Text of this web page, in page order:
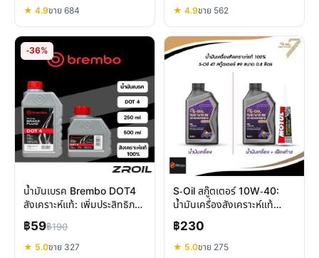
★ 4.9ขาย 684 ★ 4.9ขาย 562
-36%
น้ำมันเบรค Brembo DOT4
สังเคราะห์แท้: เพิ่มประสิทธิภาพ
และความปลอดภัยเบรกสูงสุด
฿59฿190
★ 5.0ขาย 327
S-Oil สกู๊ตเตอร์ 10W-40:
น้ำมันเครื่องสังเคราะห์แท้
100% เพื่อสมรรถนะเหนือกว่า
฿230
★ 5.0ขาย 275